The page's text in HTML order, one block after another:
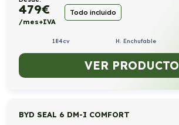
479€
/mes+IVA
Todo incluido
184cv H. Enchufable
VER PRODUCTO
BYD SEAL 6 DM-I COMFORT